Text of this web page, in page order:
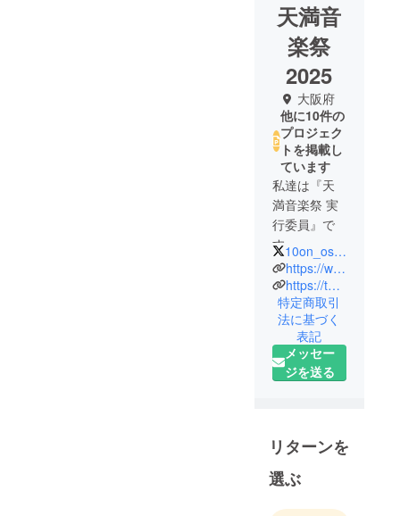
天満音
楽祭
2025
大阪府
他に10件の
プロジェク
トを掲載し
ています
私達は『天
満音楽祭 実
行委員』で
す。
天満音楽祭
は、大阪の
天満エリア
21会場で同
時に音楽ラ
イブが開催
され、1日約
る、大阪最
大級のサー
キット型音
10on_osaka
https://www.instagram.com/10on_osaka?igsh=MThhNnppcmVwbHZqcg%3D%3D&utm_source=qr
https://ten-on.org/
特定商取引
法に基づく
表記
メッセー
ジを送る
リターンを
選ぶ